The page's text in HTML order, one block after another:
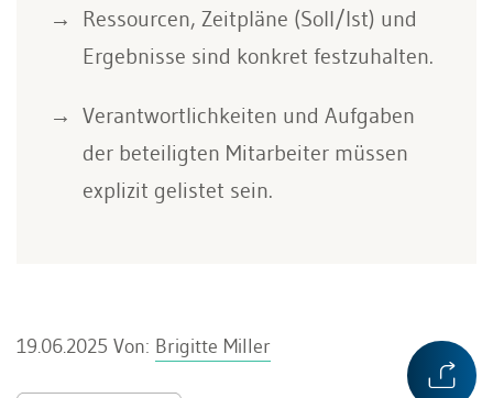
Ressourcen, Zeitpläne (Soll/Ist) und
Ergebnisse sind konkret festzuhalten.
Verantwortlichkeiten und Aufgaben
der beteiligten Mitarbeiter müssen
explizit gelistet sein.
19.06.2025 Von: Brigitte Miller